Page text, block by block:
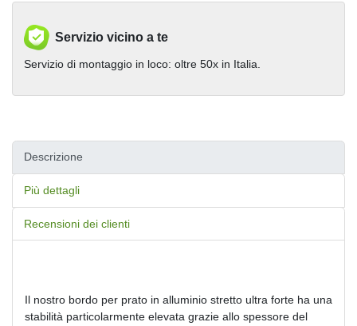
Servizio vicino a te
Servizio di montaggio in loco: oltre 50x in Italia.
Descrizione
Più dettagli
Recensioni dei clienti
Il nostro bordo per prato in alluminio stretto ultra forte ha una
stabilità particolarmente elevata grazie allo spessore del